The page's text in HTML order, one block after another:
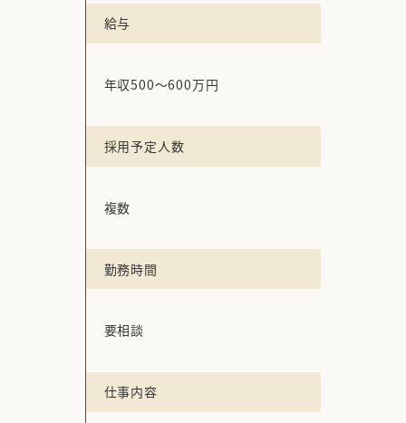
給与
年収500～600万円
採用予定人数
複数
勤務時間
要相談
仕事内容